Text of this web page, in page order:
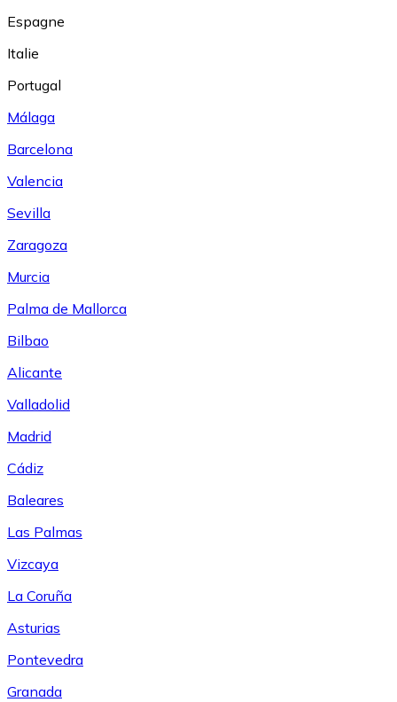
Espagne
Italie
Portugal
Málaga
Barcelona
Valencia
Sevilla
Zaragoza
Murcia
Palma de Mallorca
Bilbao
Alicante
Valladolid
Madrid
Cádiz
Baleares
Las Palmas
Vizcaya
La Coruña
Asturias
Pontevedra
Granada